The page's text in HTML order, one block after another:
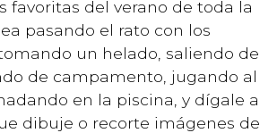
favoritas del verano de toda la
pasando el rato con los
un helado, saliendo de
de campamento, jugando al
en la piscina, y dígale a
dibuje o recorte imágenes de